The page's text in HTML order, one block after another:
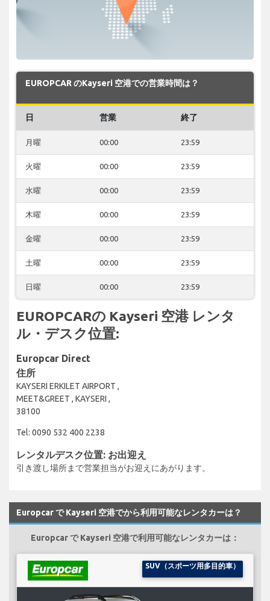
EUROPCAR のKayseri 空港での営業時間は？
日 営業 終了
月曜 00:00 23:59
火曜 00:00 23:59
水曜 00:00 23:59
木曜 00:00 23:59
金曜 00:00 23:59
土曜 00:00 23:59
日曜 00:00 23:59
EUROPCARの Kayseri 空港 レンタ
ル・デスク位置:
Europcar Direct
住所
KAYSERI ERKILET AIRPORT ,
MEET&GREET , KAYSERI ,
38100
Tel: 0090 532 400 2238
レンタルデスク位置: お出迎え
引き渡し場所まで営業担当がお迎えにあがります。
Europcar で Kayseri 空港でから利用可能なレンタカーは？
Europcar で Kayseri 空港で利用可能なレンタカーは：
SUV（スポーツ用多目的車）